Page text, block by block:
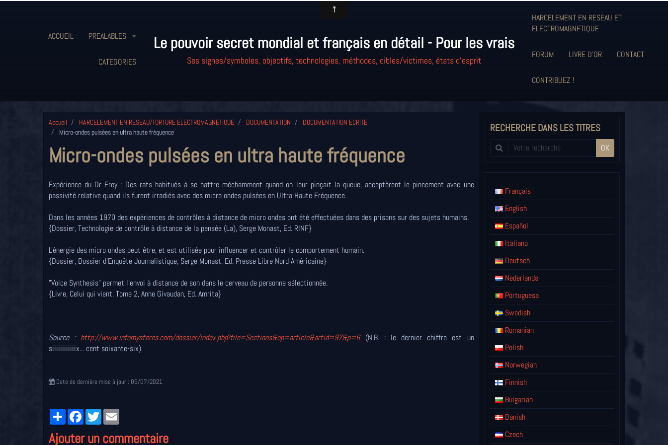
ACCUEIL PREALABLES
CATEGORIES
Le pouvoir secret mondial et français en détail - Pour les vrais
Ses signes/symboles, objectifs, technologies, méthodes, cibles/victimes, états d'esprit
HARCELEMENT EN RESEAU ET
ELECTROMAGNETIQUE
FORUM LIVRE D'OR CONTACT
CONTRIBUEZ !
Accueil HARCELEMENT EN RESEAU/TORTURE ELECTROMAGNETIQUE DOCUMENTATION
DOCUMENTATION ECRITE
Micro-ondes pulsées en ultra haute fréquence
Micro-ondes pulsées en ultra haute fréquence
Expérience du Dr Frey : Des rats habitués à se battre méchamment quand on leur pinçait la queue, acceptèrent le pincement avec une
passivité relative quand ils furent irradiés avec des micro ondes pulsées en Ultra Haute Fréquence.
Dans les années 1970 des expériences de contrôles à distance de micro ondes ont été effectuées dans des prisons sur des sujets humains.
{Dossier, Technologie de contrôle à distance de la pensée (La), Serge Monast, Ed. RINF}
L'énergie des micro ondes peut être, et est utilisée pour influencer et contrôler le comportement humain.
{Dossier, Dossier d'Enquête Journalistique, Serge Monast, Ed. Presse Libre Nord Américaine}
"Voice Synthesis" permet l'envoi à distance de son dans le cerveau de personne sélectionnée.
{Livre, Celui qui vient, Tome 2, Anne Givaudan, Ed. Amrita}
Source : http://www.infomysteres.com/dossier/index.php?file=Sections&op=article&artid=97&p=6(N.B. : le dernier chiffre est un
siiiiiiiiiiiix... cent soixante-six)
Date de dernière mise à jour : 05/07/2021
PartagerFacebookTwitter
Ajouter un commentaire
RECHERCHE DANS LES TITRES
OK
Français
English
Español
Italiano
Deutsch
Nederlands
Portuguesa
Swedish
Romanian
Polish
Norwegian
Finnish
Bulgarian
Danish
Czech